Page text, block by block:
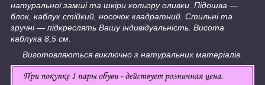
натуральної замші та шкіри кольору оливки. Підошва —
блок, каблук стійкий, носочок квадратний. Стильні та
зручні — підкреслять Вашу індивідуальність. Висота
каблука 8,5 см.
Виготовляються виключно з натуральних матеріалів.